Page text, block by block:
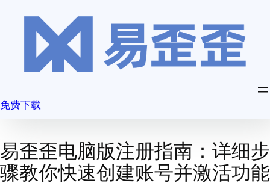
免费下载
易歪歪电脑版注册指南：详细步
骤教你快速创建账号并激活功能